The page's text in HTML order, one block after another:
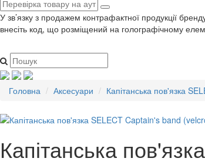
У зв’язку з продажем контрафактної продукції
внесіть код, що розміщений на голографічному
Головна Аксесуари Капітанська пов'язка
Капітанська